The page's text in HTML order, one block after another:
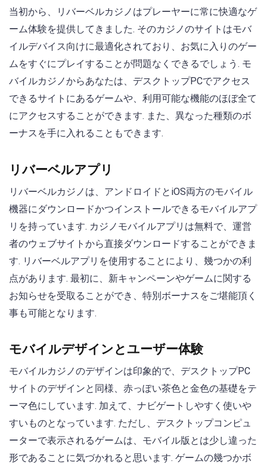
当初から、リバーベルカジノはプレーヤーに常に快適なゲ
ーム体験を提供してきました. そのカジノのサイトはモバ
イルデバイス向けに最適化されており、お気に入りのゲー
ムをすぐにプレイすることが問題なくできるでしょう. モ
バイルカジノからあなたは、デスクトップPCでアクセス
できるサイトにあるゲームや、利用可能な機能のほぼ全て
にアクセスすることができます. また、異なった種類のボ
ーナスを手に入れることもできます.
リバーベルアプリ
リバーベルカジノは、アンドロイドとiOS両方のモバイル
機器にダウンロードかつインストールできるモバイルアプ
リを持っています. カジノモバイルアプリは無料で、運営
者のウェブサイトから直接ダウンロードすることができま
す. リバーベルアプリを使用することにより、幾つかの利
点があります. 最初に、新キャンペーンやゲームに関する
お知らせを受取ることができ、特別ボーナスをご堪能頂く
事も可能となります.
モバイルデザインとユーザー体験
モバイルカジノのデザインは印象的で、デスクトップPC
サイトのデザインと同様、赤っぽい茶色と金色の基礎をテ
ーマ色にしています. 加えて、ナビゲートしやすく使いや
すいものとなっています. ただし、デスクトップコンピュ
ーターで表示されるゲームは、モバイル版とは少し違った
形であることに気づかれると思います. ゲームの幾つかボ